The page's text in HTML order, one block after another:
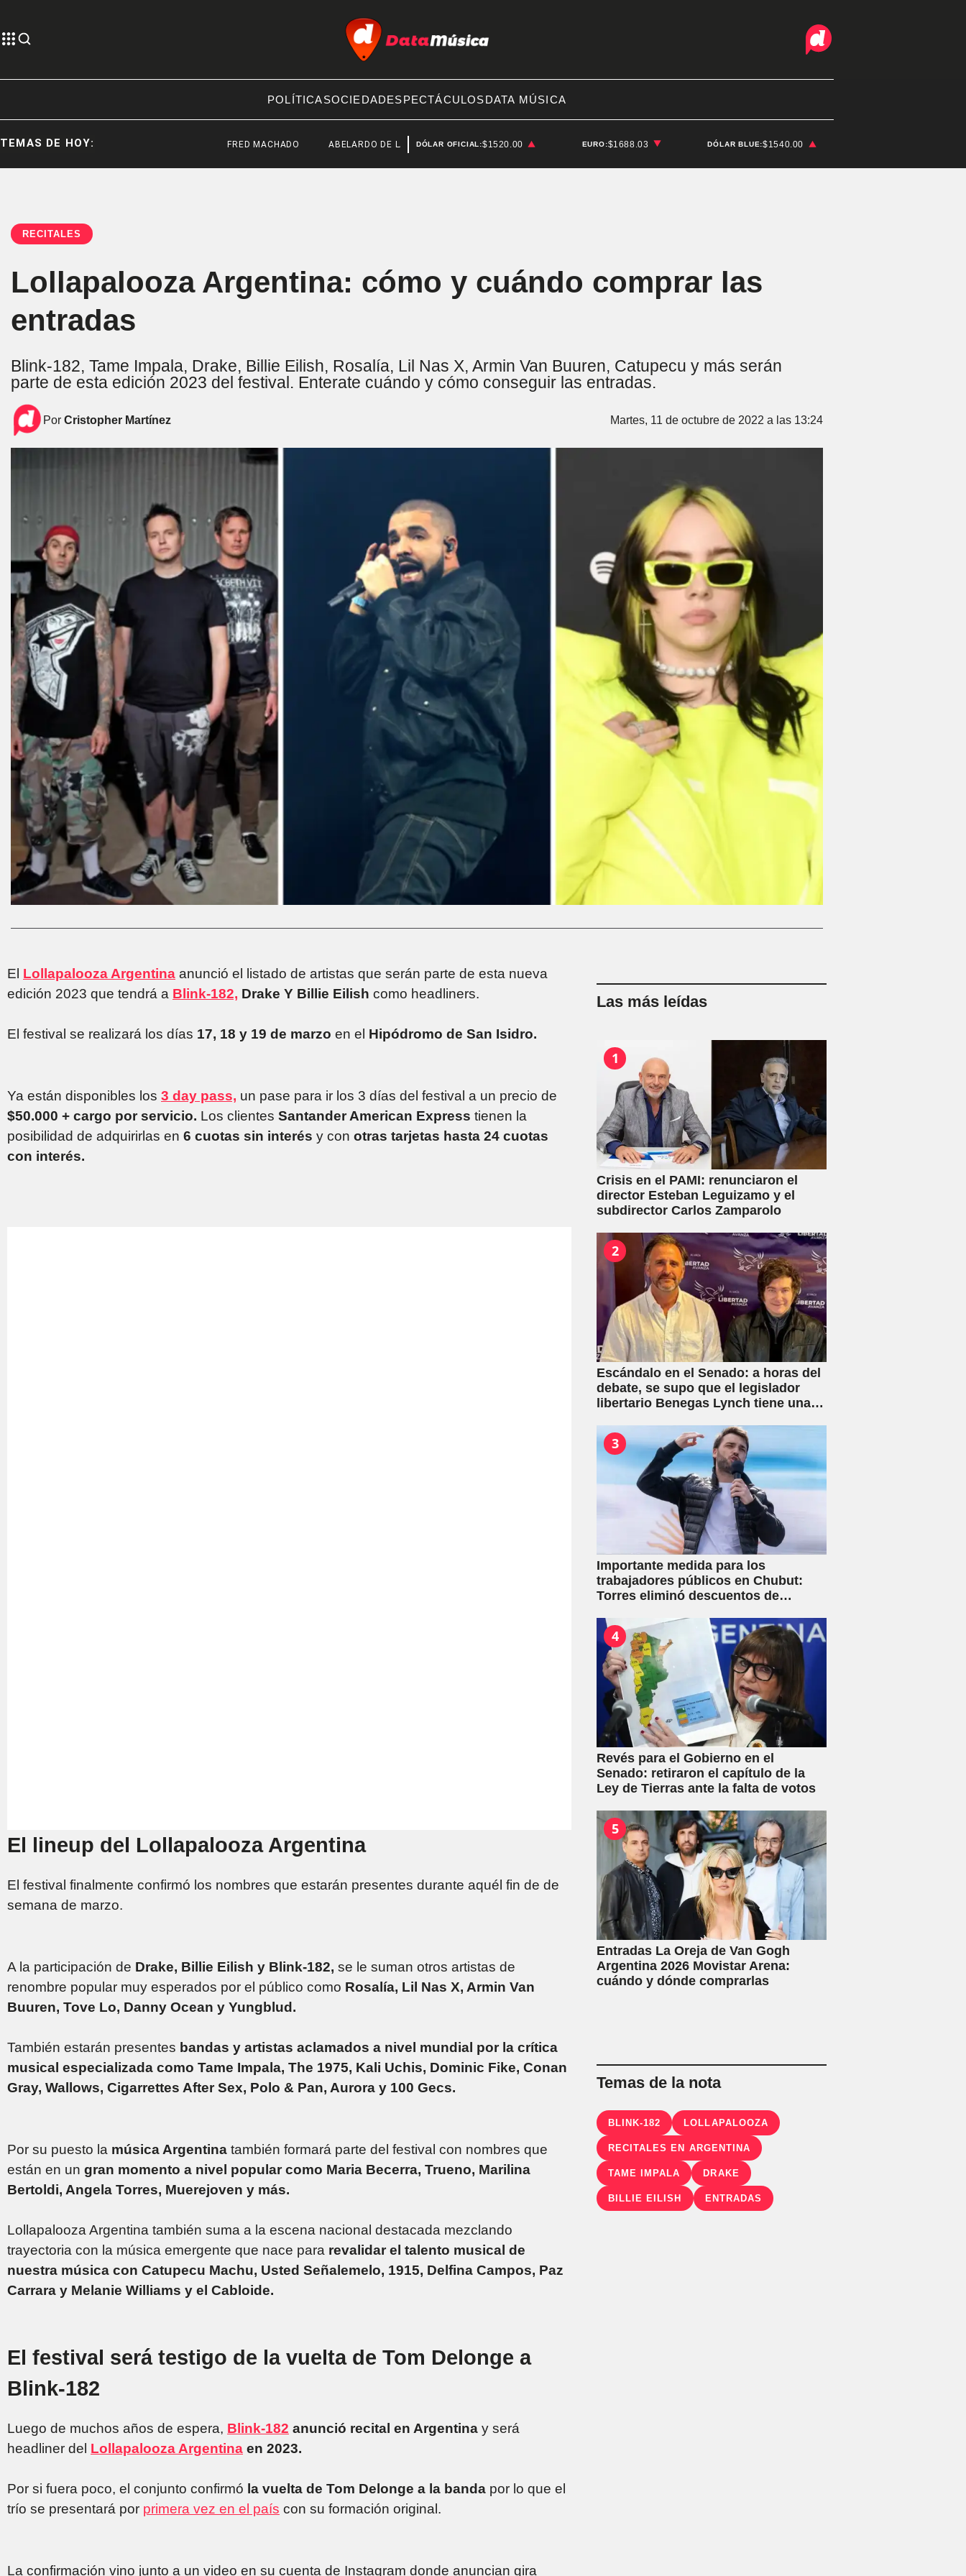
POLÍTICASOCIEDADESPECTÁCULOSDATA MÚSICA
TEMAS DE HOY: FRED MACHADO ABELARDO DE LA ESPRIELLA SENADO
DÓLAR OFICIAL:$1520.00 EURO:$1688.03 DÓLAR BLUE:$1540.00
RECITALES
Lollapalooza Argentina: cómo y cuándo comprar las
entradas
Blink-182, Tame Impala, Drake, Billie Eilish, Rosalía, Lil Nas X, Armin Van Buuren, Catupecu y más serán
parte de esta edición 2023 del festival. Enterate cuándo y cómo conseguir las entradas.
Por Cristopher Martínez Martes, 11 de octubre de 2022 a las 13:24
El Lollapalooza Argentina anunció el listado de artistas que serán parte de esta nueva
edición 2023 que tendrá a Blink-182, Drake Y Billie Eilish como headliners.
El festival se realizará los días 17, 18 y 19 de marzo en el Hipódromo de San Isidro.
Ya están disponibles los 3 day pass, un pase para ir los 3 días del festival a un precio de
$50.000 + cargo por servicio. Los clientes Santander American Express tienen la
posibilidad de adquirirlas en 6 cuotas sin interés y con otras tarjetas hasta 24 cuotas
con interés.
El lineup del Lollapalooza Argentina
El festival finalmente confirmó los nombres que estarán presentes durante aquél fin de de
semana de marzo.
A la participación de Drake, Billie Eilish y Blink-182, se le suman otros artistas de
renombre popular muy esperados por el público como Rosalía, Lil Nas X, Armin Van
Buuren, Tove Lo, Danny Ocean y Yungblud.
También estarán presentes bandas y artistas aclamados a nivel mundial por la crítica
musical especializada como Tame Impala, The 1975, Kali Uchis, Dominic Fike, Conan
Gray, Wallows, Cigarrettes After Sex, Polo & Pan, Aurora y 100 Gecs.
Por su puesto la música Argentina también formará parte del festival con nombres que
están en un gran momento a nivel popular como Maria Becerra, Trueno, Marilina
Bertoldi, Angela Torres, Muerejoven y más.
Lollapalooza Argentina también suma a la escena nacional destacada mezclando
trayectoria con la música emergente que nace para revalidar el talento musical de
nuestra música con Catupecu Machu, Usted Señalemelo, 1915, Delfina Campos, Paz
Carrara y Melanie Williams y el Cabloide.
El festival será testigo de la vuelta de Tom Delonge a
Blink-182
Luego de muchos años de espera, Blink-182 anunció recital en Argentina y será
headliner del Lollapalooza Argentina en 2023.
Por si fuera poco, el conjunto confirmó la vuelta de Tom Delonge a la banda por lo que el
trío se presentará por primera vez en el país con su formación original.
La confirmación vino junto a un video en su cuenta de Instagram donde anuncian gira
Las más leídas
1
Crisis en el PAMI: renunciaron el
director Esteban Leguizamo y el
subdirector Carlos Zamparolo
2
Escándalo en el Senado: a horas del
debate, se supo que el legislador
libertario Benegas Lynch tiene una
venta de tierras a extranjeros
3
Importante medida para los
trabajadores públicos en Chubut:
Torres eliminó descuentos de
4
Revés para el Gobierno en el
Senado: retiraron el capítulo de la
Ley de Tierras ante la falta de votos
5
Entradas La Oreja de Van Gogh
Argentina 2026 Movistar Arena:
cuándo y dónde comprarlas
Temas de la nota
BLINK-182 LOLLAPALOOZA
RECITALES EN ARGENTINA
TAME IMPALA DRAKE
BILLIE EILISH ENTRADAS